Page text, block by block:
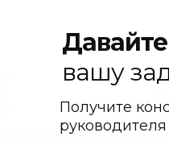
вашу
Получите